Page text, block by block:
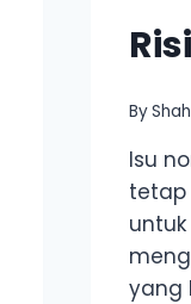
By
Isu
tetap
yang